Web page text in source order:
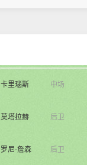
中场
卡里瑙斯
后卫
莫塔拉赫
后卫
罗尼-詹森